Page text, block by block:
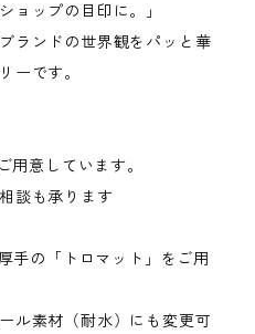
ョップの目印に。」
ランドの世界観をパッと華
ーです。
意しています。
談も承ります
手の「トロマット」をご用
ル素材（耐水）にも変更可